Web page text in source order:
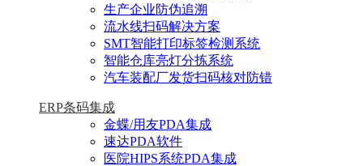
生产企业防伪追溯
流水线扫码解决方案
SMT智能打印标签检测系统
智能仓库亮灯分拣系统
汽车装配厂发货扫码核对防错
ERP条码集成
金蝶/用友PDA集成
速达PDA软件
医院HIPS系统PDA集成